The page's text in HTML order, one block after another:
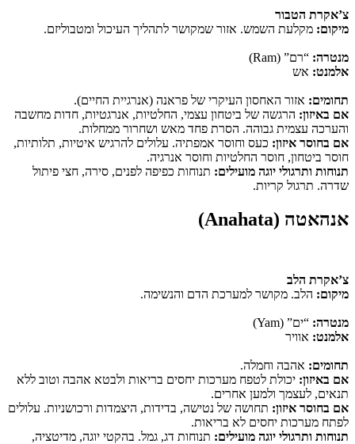
צ’אקרת הטבור
מיקום: מקלעת השמש. אזור שמקושר לתהליך העיכול ומטבוליזם.
מנטרה: “רם” (Ram)
אלמנט: אש
תחומים: אזור האחסון העיקרי של פראנה (אנרגיית החיים).
אם באיזון: הרגשה של ביטחון עצמי, החלטיות, אנרגטיות, חדות מחשבה
והערכה עצמית גבוהה. הסרת פחד מאש ושחרור ממחלות.
אם בחוסר איזון: כעס וחוסר אמפתיה. עלולים להרגיש איטיות, תלותיות,
חוסר ביטחון, חוסר החלטיות וחוסר אנרגיה.
תנוחות ותרגולי יוגה מועילים: תנוחות כפיפה לפנים, סירה, חצי פיתול
שדרה. תרגול קריות.
אנהאטה (Anahata)
צ’אקרת הלב
מיקום: הלב. מקושר למערכת הדם והנשימה.
מנטרה: “ים” (Yam)
אלמנט: אוויר
תחומים: אהבה וחמלה.
אם באיזון: יכולת לטפח מערכות יחסים בריאות ולבטא אהבה וטוב ללא
תנאים, לעצמך ולמען אחרים.
אם בחוסר איזון: תחושה של נטישה, בדידות, היצמדות ורכושניות. עלולים
לפתח מערכות יחסים לא בריאות.
תנוחות ותרגולי יוגה מועילים: תנוחות דג, גמל. בהקטי יוגה, מדיטציה,